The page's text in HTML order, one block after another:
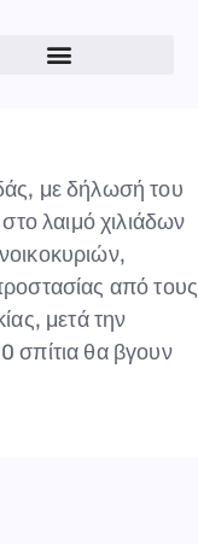
με δήλωσή του
λαιμό χιλιάδων
από τους
μετά την
θα βγουν